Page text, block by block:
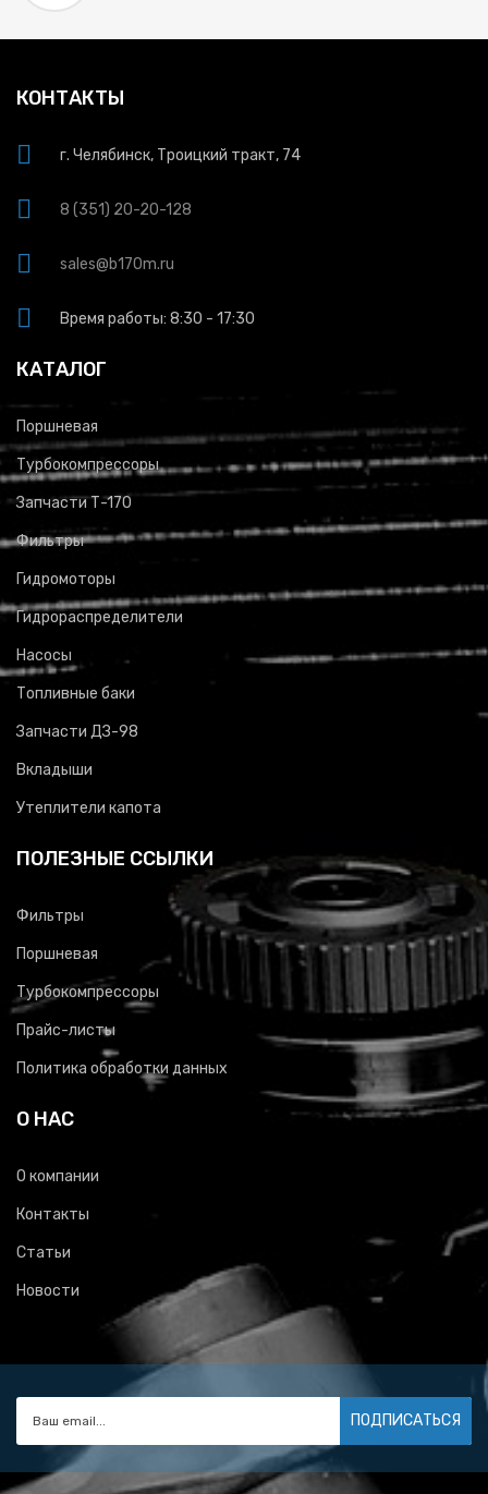
КОНТАКТЫ
г. Челябинск, Троицкий тракт, 74
8 (351) 20-20-128
sales@b170m.ru
Время работы: 8:30 - 17:30
КАТАЛОГ
Поршневая
Турбокомпрессоры
Запчасти Т-170
Фильтры
Гидромоторы
Гидрораспределители
Насосы
Топливные баки
Запчасти ДЗ-98
Вкладыши
Утеплители капота
ПОЛЕЗНЫЕ ССЫЛКИ
Фильтры
Поршневая
Турбокомпрессоры
Прайс-листы
Политика обработки данных
О НАС
О компании
Контакты
Статьи
Новости
ПОДПИСАТЬСЯ